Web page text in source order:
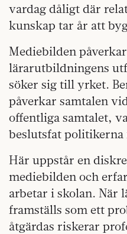
vardag dåligt där
kunskap tar år att
Mediebilden
lärarutbildningens
söker sig till yrket.
påverkar samtalen
offentliga samtalet,
beslutsfat politikerna
Här uppstår en
mediebilden och
arbetar i skolan. När
framställs som ett
åtgärdas riskerar